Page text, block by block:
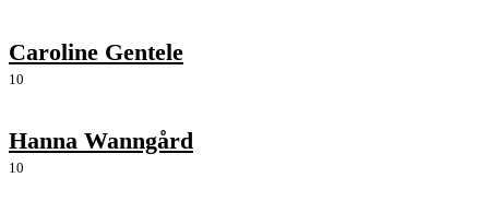
Caroline Gentele
10
Hanna Wanngård
10